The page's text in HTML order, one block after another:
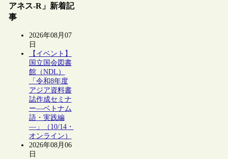
アネス-R」新着記
事
2026年08月07
日
【イベント】
国立国会図書
館（NDL）
「令和8年度
アジア資料書
誌作成セミナ
ー―ベトナム
語・実践編
―」（10/14・
オンライン）
2026年08月06
日